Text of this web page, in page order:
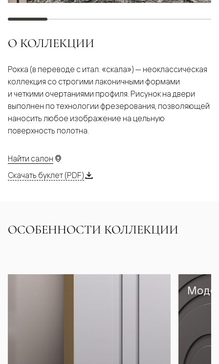
О КОЛЛЕКЦИИ
Рокка (в переводе с итал. «скала») — неоклассическая
коллекция со строгими лаконичными формами
и четкими очертаниями профиля. Рисунок на двери
выполнен по технологии фрезерования, позволяющей
наносить любое изображение на цельную
поверхность полотна.
Найти салон
Скачать буклет (PDF)
ОСОБЕННОСТИ КОЛЛЕКЦИИ